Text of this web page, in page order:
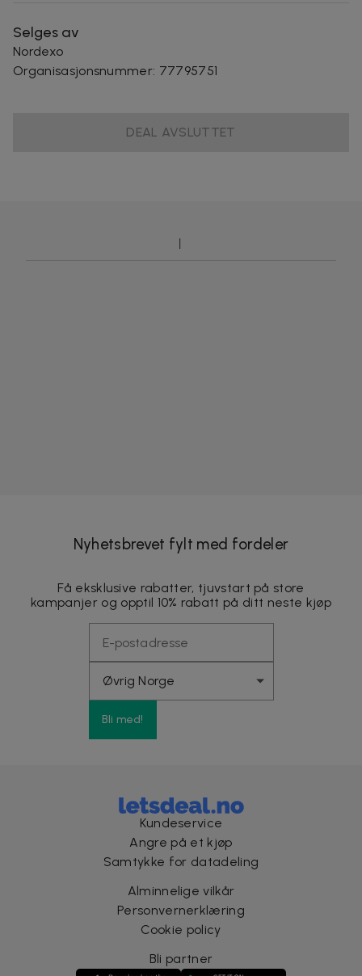
Selges av
Nordexo
Organisasjonsnummer: 77795751
DEAL AVSLUTTET
Nyhetsbrevet fylt med fordeler
Få eksklusive rabatter, tjuvstart på store
kampanjer og opptil 10% rabatt på ditt neste kjøp
Bli med!
Kundeservice
Angre på et kjøp
Samtykke for datadeling
Alminnelige vilkår
Personvernerklæring
Cookie policy
Bli partner